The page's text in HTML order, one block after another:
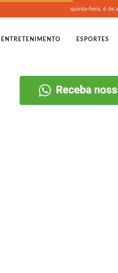
quinta-feira, 6 de
ENTRETENIMENTO ESPORTES